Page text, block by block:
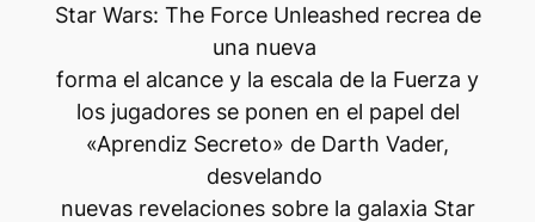
Star Wars: The Force Unleashed recrea de
una nueva
forma el alcance y la escala de la Fuerza y
los jugadores se ponen en el papel del
«Aprendiz Secreto» de Darth Vader,
desvelando
nuevas revelaciones sobre la galaxia Star